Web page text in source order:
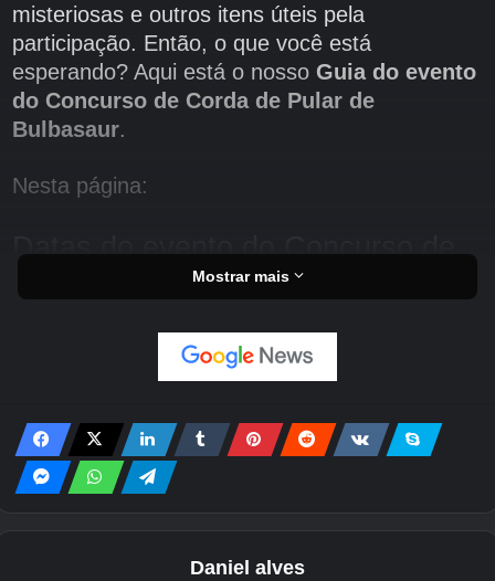
misteriosas e outros itens úteis pela
participação. Então, o que você está
esperando? Aqui está o nosso Guia do evento
do Concurso de Corda de Pular de
Bulbasaur.
Nesta página:
Datas do evento do Concurso de
Pular Corda
Concurso de corda de pular de
abril e termina na segunda-feira, 27
de abril
Se você estiver internado ou quiser começar a
Mostrar mais
Daniel alves